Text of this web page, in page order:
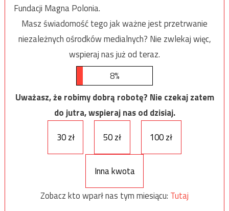
Fundacji Magna Polonia.
Masz świadomość tego jak ważne jest przetrwanie
niezależnych ośrodków medialnych? Nie zwlekaj więc,
wspieraj nas już od teraz.
8%
Uważasz, że robimy dobrą robotę? Nie czekaj zatem
do jutra, wspieraj nas od dzisiaj.
30 zł
50 zł 100 zł
Inna kwota
Zobacz kto wparł nas tym miesiącu: Tutaj